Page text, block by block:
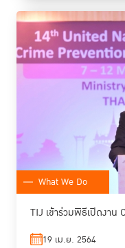
What We Do
TIJ เข้าร่วมพิธีเปิดงา
19 เม.ย. 2564